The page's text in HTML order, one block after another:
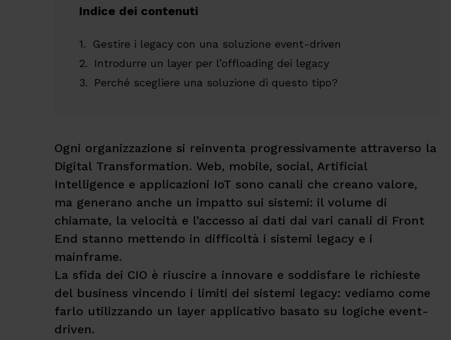
Indice dei contenuti
Gestire i legacy con una soluzione event-driven
Introdurre un layer per l’offloading dei legacy
Perché scegliere una soluzione di questo tipo?
Ogni organizzazione si reinventa progressivamente attraverso la
Digital Transformation. Web, mobile, social, Artificial
Intelligence e applicazioni IoT sono canali che creano valore,
ma generano anche un impatto sui sistemi: il volume di
chiamate, la velocità e l’accesso ai dati dai vari canali di Front
End stanno mettendo in difficoltà i sistemi legacy e i
mainframe.
La sfida dei CIO è riuscire a innovare e soddisfare le richieste
del business vincendo i limiti dei sistemi legacy: vediamo come
farlo utilizzando un layer applicativo basato su logiche event-
driven.